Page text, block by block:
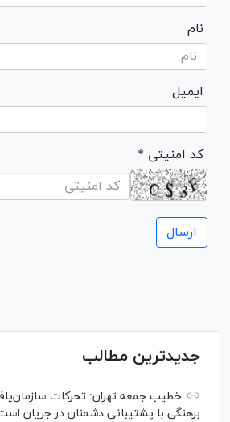
نام
ایمیل
* کد امنیتی
جدیدترین مطالب
خطیب جمعه تهران: تحرکات
برهنگی با پشتیبانی دشمنان در جریان